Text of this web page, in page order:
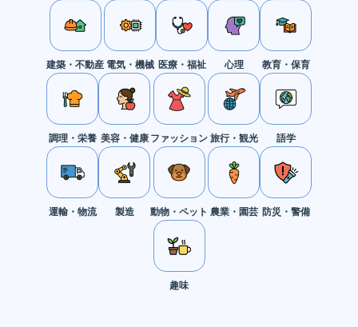
建築・不動産 電気・機械 医療・福祉 心理 教育・保育
調理・栄養 美容・健康 ファッション 旅行・観光 語学
運輸・物流 製造 動物・ペット 農業・園芸 防災・警備
趣味